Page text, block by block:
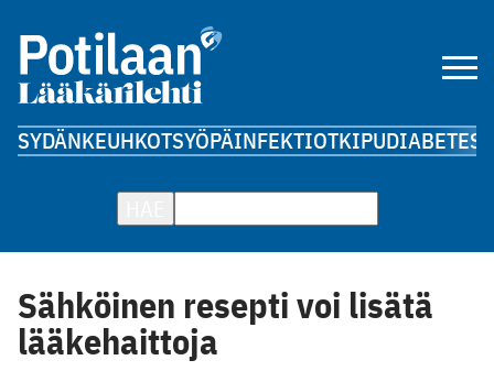
SYDÄNKEUHKOTSYÖPÄINFEKTIOTKIPUDIABETES
Sähköinen resepti voi lisätä
lääkehaittoja